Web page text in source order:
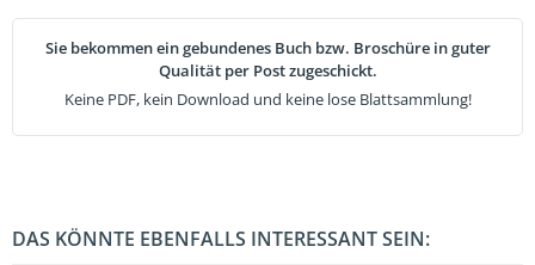
Sie bekommen ein gebundenes Buch bzw. Broschüre in guter
Qualität per Post zugeschickt.
Keine PDF, kein Download und keine lose Blattsammlung!
DAS KÖNNTE EBENFALLS INTERESSANT SEIN: